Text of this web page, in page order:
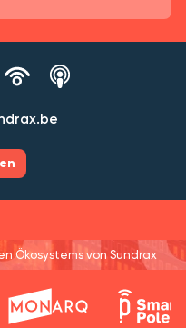
Ökosystems von Sundrax